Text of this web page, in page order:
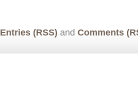
Entries (RSS) and Comments